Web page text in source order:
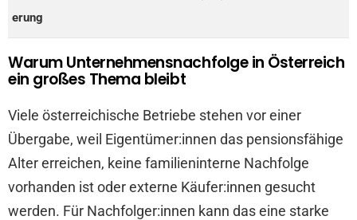
erung
Warum Unternehmensnachfolge in Österreich
ein großes Thema bleibt
Viele österreichische Betriebe stehen vor einer
Übergabe, weil Eigentümer:innen das pensionsfähige
Alter erreichen, keine familieninterne Nachfolge
vorhanden ist oder externe Käufer:innen gesucht
werden. Für Nachfolger:innen kann das eine starke